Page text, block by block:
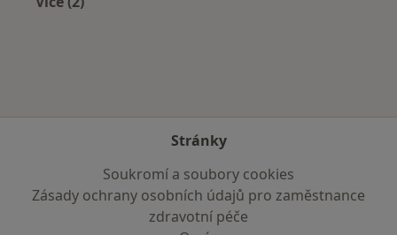
Stránky
Soukromí a soubory cookies
Zásady ochrany osobních údajů pro zaměstnance
zdravotní péče